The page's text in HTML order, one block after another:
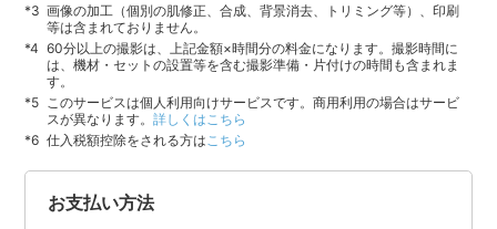
画像の加工（個別の肌修正、合成、背景消去、トリミング等）、印刷
等は含まれておりません。
60分以上の撮影は、上記金額×時間分の料金になります。撮影時間に
は、機材・セットの設置等を含む撮影準備・片付けの時間も含まれま
す。
このサービスは個人利用向けサービスです。商用利用の場合はサービ
スが異なります。詳しくはこちら
仕入税額控除をされる方は こちら
お支払い方法